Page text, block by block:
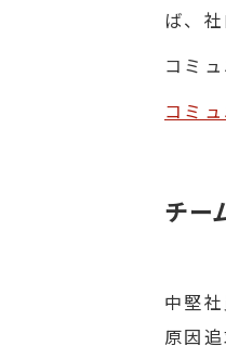
ば、
コミ
コミ
チー
中堅
原因